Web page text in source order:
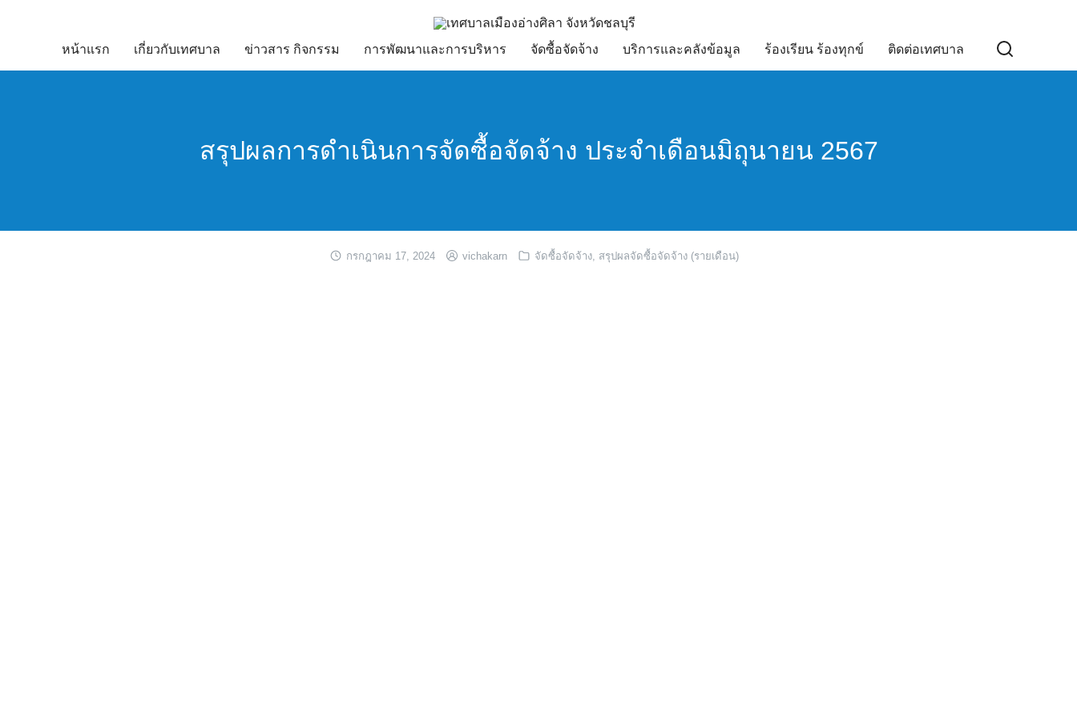
หน้าแรก เกี่ยวกับเทศบาล ข่าวสาร กิจกรรม การพัฒนาและการบริหาร จัดซื้อจัดจ้าง บริการและคลังข้อมูล ร้องเรียน ร้องทุกข์ ติดต่อเทศบาล
สรุปผลการดำเนินการจัดซื้อจัดจ้าง ประจำเดือนมิถุนายน 2567
กรกฎาคม 17, 2024 vichakarn จัดซื้อจัดจ้าง, สรุปผลจัดซื้อจัดจ้าง (รายเดือน)